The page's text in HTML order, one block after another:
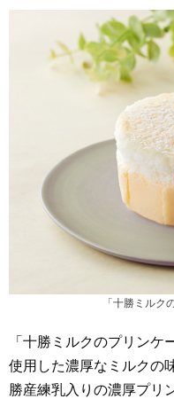
「十勝ミルク
「十勝ミルクのプリン
使用した濃厚なミルクの
勝産練乳入りの濃厚プリ